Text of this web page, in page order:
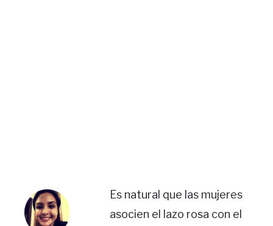
Es natural que las mujeres
asocien el lazo rosa con el